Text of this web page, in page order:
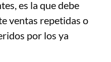
es la que debe
ventas repetidas o
por los ya